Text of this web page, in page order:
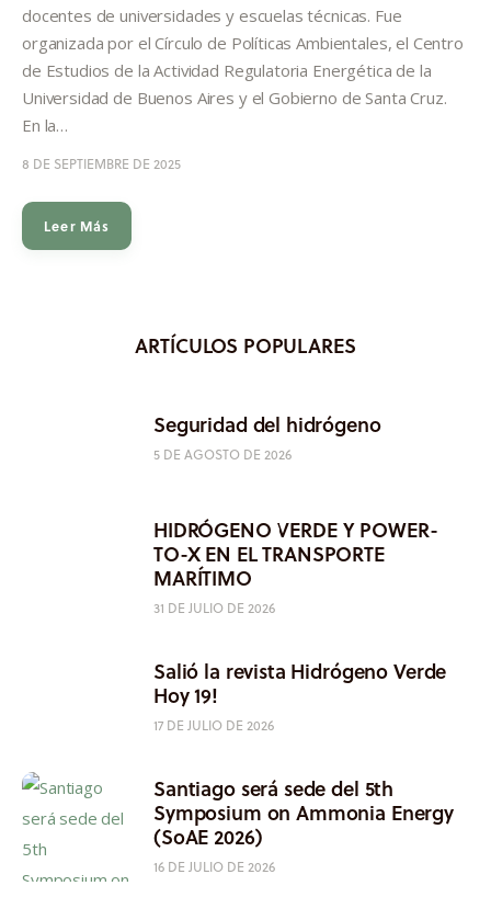
docentes de universidades y escuelas técnicas. Fue
organizada por el Círculo de Políticas Ambientales, el Centro
de Estudios de la Actividad Regulatoria Energética de la
Universidad de Buenos Aires y el Gobierno de Santa Cruz.
En la…
8 DE SEPTIEMBRE DE 2025
Leer Más
ARTÍCULOS POPULARES
Seguridad del hidrógeno
5 DE AGOSTO DE 2026
HIDRÓGENO VERDE Y POWER-
TO-X EN EL TRANSPORTE
MARÍTIMO
31 DE JULIO DE 2026
Salió la revista Hidrógeno Verde
Hoy 19!
17 DE JULIO DE 2026
Santiago será sede del 5th
Symposium on Ammonia Energy
(SoAE 2026)
16 DE JULIO DE 2026